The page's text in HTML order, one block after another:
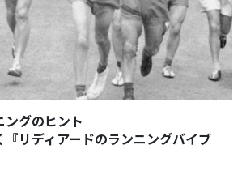
ングのヒント
『リディアードのランニングバイブ